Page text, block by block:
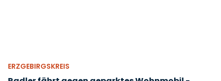
ERZGEBIRGSKREIS